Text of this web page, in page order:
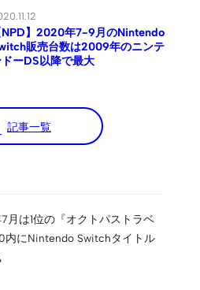
NPD】2020年7-9月のNintendo
販売台数は2009年のニンテ
ドーDS以降で最大
記事一覧
7月は1位の『オクトパストラベ
内にNintendo Switchタイトル